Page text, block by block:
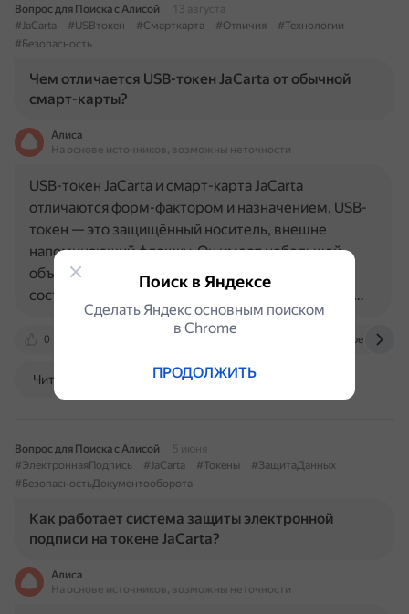
Вопрос для Поиска с Алисой
13 августа
#JaCarta
#USBтокен #Смарткарта #Отличия
#Технологии
#Безопасность
Чем отличается USB-токен JaCarta от обычной
смарт-карты?
Алиса
На основе источников, возможны неточности
0 ru.wikipedia.org
USB-токен JaCarta и смарт-карта JaCarta
отличаются форм-фактором и назначением. USB-
токен — это защищённый носитель, внешне
напоминающий флешку. Он имеет небольшой
объём памяти и сложную техническую
составляющую. Токен используется как один из…
Читать далее
Вопрос для Поиска с Алисой
5 июня
#ЭлектроннаяПодпись
#JaCarta #Токены
#ЗащитаДанных
#БезопасностьДокументооборота
Как работает система защиты электронной
подписи на токене JaCarta?
Алиса
На основе источников, возможны неточности
Поиск в Яндексе
Сделать Яндекс основным поиском
в Сhrome
ПРОДОЛЖИТЬ